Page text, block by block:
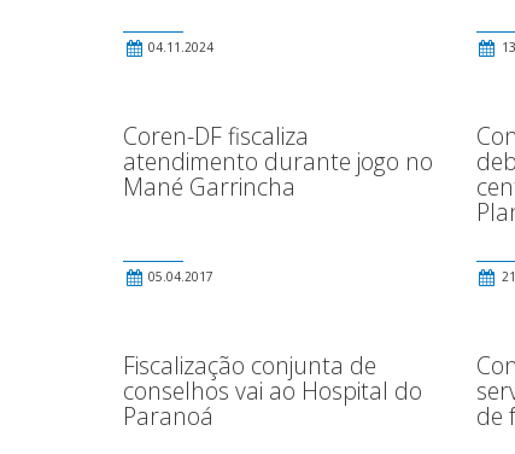
04.11.2024
Coren-DF fiscaliza
atendimento durante jogo no
Mané Garrincha
05.04.2017
Fiscalização conjunta de
conselhos vai ao Hospital do
Paranoá de